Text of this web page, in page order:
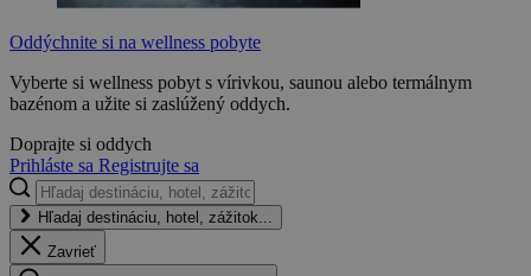
Oddýchnite si na wellness pobyte
Vyberte si wellness pobyt s vírivkou, saunou alebo termálnym
bazénom a užite si zaslúžený oddych.
Doprajte si oddych
Prihláste sa Registrujte sa
Hľadaj destináciu, hotel, zážitok...
Zavrieť